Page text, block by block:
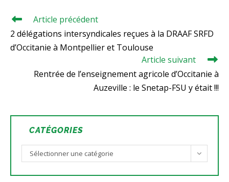
Read
articles
Article précédent
2 délégations intersyndicales reçues à la DRAAF SRFD
d’Occitanie à Montpellier et Toulouse
Article suivant
Rentrée de l’enseignement agricole d’Occitanie à
Auzeville : le Snetap-FSU y était !!!
CATÉGORIES
Catégories
Sélectionner une catégorie